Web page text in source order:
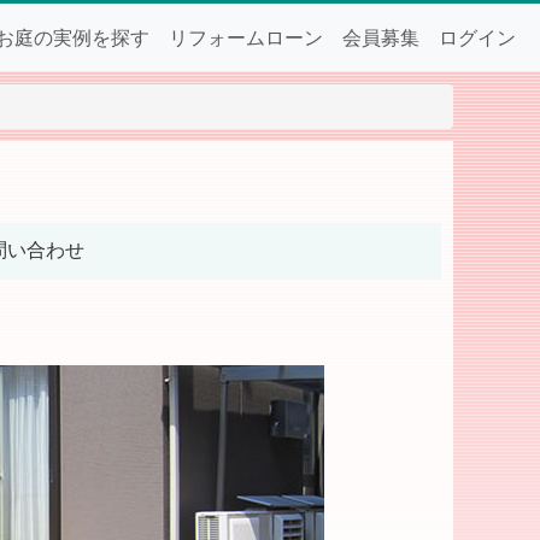
庭の実例を探す リフォームローン 会員募集 ログイン
合わせ